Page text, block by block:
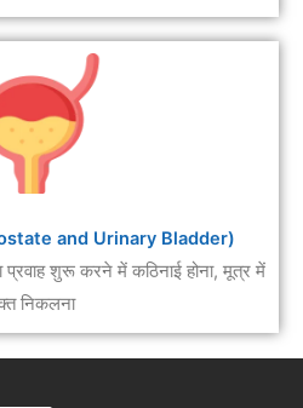
and Urinary Bladder)
शुरू करने में कठिनाई होना, मूत्र में
निकलना